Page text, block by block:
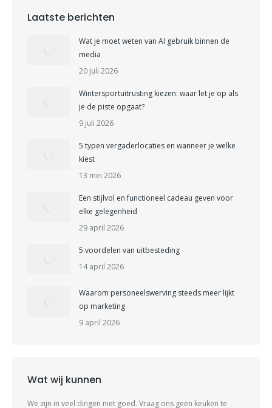
Laatste berichten
Wat je moet weten van AI gebruik binnen de
media
20 juli 2026
Wintersportuitrusting kiezen: waar let je op als
je de piste opgaat?
9 juli 2026
5 typen vergaderlocaties en wanneer je welke
kiest
13 mei 2026
Een stijlvol en functioneel cadeau geven voor
elke gelegenheid
29 april 2026
5 voordelen van uitbesteding
14 april 2026
Waarom personeelswerving steeds meer lijkt
op marketing
9 april 2026
Wat wij kunnen
We zijn in veel dingen niet goed. Vraag ons geen keuken te